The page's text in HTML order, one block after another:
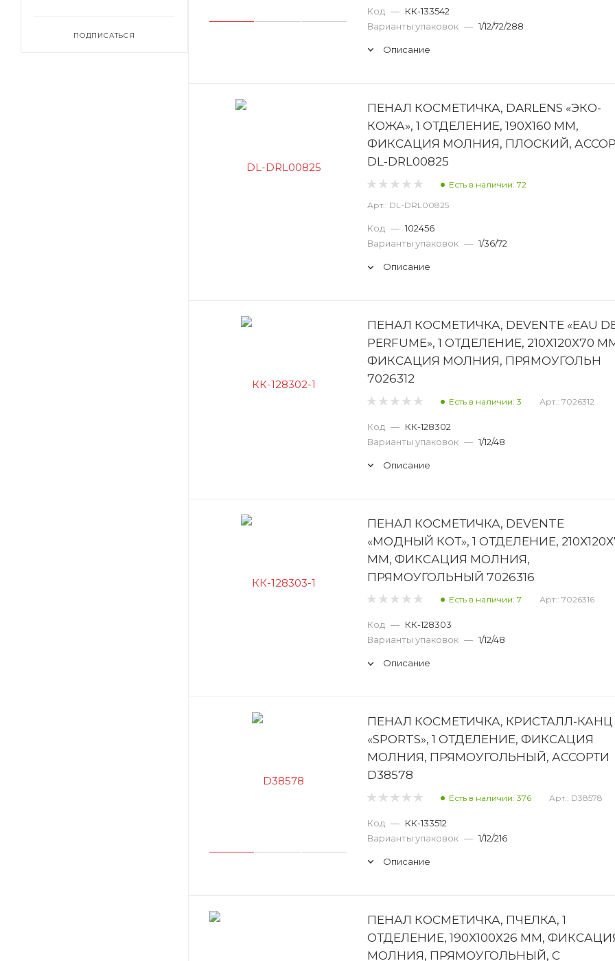
Код — КК-133542
Варианты упаковок — 1/12/72/288
Описание
ПЕНАЛ КОСМЕТИЧКА, DARLENS «ЭКО-
КОЖА», 1 ОТДЕЛЕНИЕ, 190Х160 ММ,
ФИКСАЦИЯ МОЛНИЯ, ПЛОСКИЙ,
DL-DRL00825
Есть в наличии: 72
Арт.: DL-DRL00825
Код — 102456
Варианты упаковок — 1/36/72
Описание
ПЕНАЛ КОСМЕТИЧКА, DEVENTE «EAU
PERFUME», 1 ОТДЕЛЕНИЕ, 210Х120Х70
ФИКСАЦИЯ МОЛНИЯ, ПРЯМОУГОЛЬН
7026312
Есть в наличии: 3 Арт.: 7026312
Код — КК-128302
Варианты упаковок — 1/12/48
Описание
ПЕНАЛ КОСМЕТИЧКА, DEVENTE
«МОДНЫЙ КОТ», 1 ОТДЕЛЕНИЕ,
ММ, ФИКСАЦИЯ МОЛНИЯ,
ПРЯМОУГОЛЬНЫЙ 7026316
Есть в наличии: 7 Арт.: 7026316
Код — КК-128303
Варианты упаковок — 1/12/48
Описание
ПЕНАЛ КОСМЕТИЧКА, КРИСТАЛЛ-КАНЦ
«SPORTS», 1 ОТДЕЛЕНИЕ, ФИКСАЦИЯ
МОЛНИЯ, ПРЯМОУГОЛЬНЫЙ, АССОРТИ
D38578
Есть в наличии: 376 Арт.: D38578
Код — КК-133512
Варианты упаковок — 1/12/216
Описание
ПЕНАЛ КОСМЕТИЧКА, ПЧЕЛКА, 1
ОТДЕЛЕНИЕ, 190Х100Х26 ММ,
МОЛНИЯ, ПРЯМОУГОЛЬНЫЙ, С
ПОДПИСАТЬСЯ